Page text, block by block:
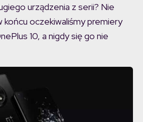
urządzenia z serii? Nie
końcu oczekiwaliśmy premiery
10, a nigdy się go nie